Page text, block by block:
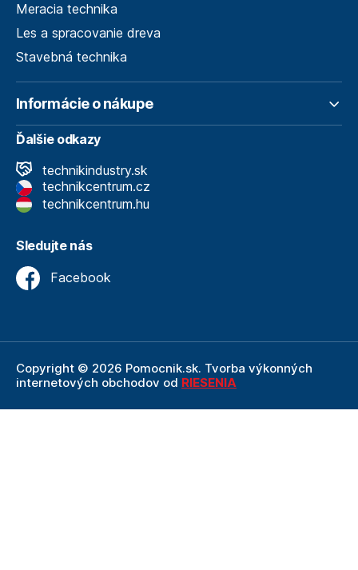
Meracia technika
Les a spracovanie dreva
Stavebná technika
Informácie o nákupe
Ďalšie odkazy
technikindustry.sk
technikcentrum.cz
technikcentrum.hu
Sledujte nás
Facebook
Copyright © 2026 Pomocnik.sk. Tvorba výkonných
internetových obchodov od RIESENIA